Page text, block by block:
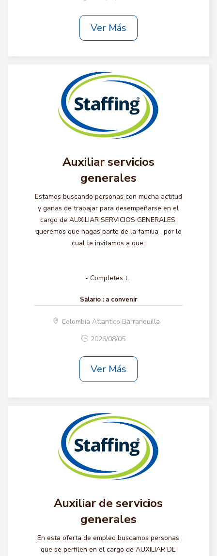
Ver Más
Auxiliar servicios
generales
Estamos buscando personas con mucha actitud
y ganas de trabajar para desempeñarse en el
cargo de AUXILIAR SERVICIOS GENERALES,
queremos que hagas parte de la familia , por lo
cual te invitamos a que:
- Completes t...
Salario : a convenir
Colombia Atlantico Barranquilla
2026/08/05
Ver Más
Auxiliar de servicios
generales
En esta oferta de empleo buscamos personas
que se perfilen en el cargo de AUXILIAR DE